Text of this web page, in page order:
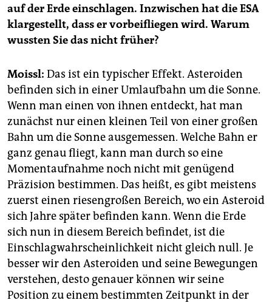
auf der Erde einschlagen. Inzwischen hat die ESA
klargestellt, dass er vorbeifliegen wird. Warum
wussten Sie das nicht früher?
Moissl: Das ist ein typischer Effekt. Asteroiden
befinden sich in einer Umlaufbahn um die Sonne.
Wenn man einen von ihnen entdeckt, hat man
zunächst nur einen kleinen Teil von einer großen
Bahn um die Sonne ausgemessen. Welche Bahn er
ganz genau fliegt, kann man durch so eine
Momentaufnahme noch nicht mit genügend
Präzision bestimmen. Das heißt, es gibt meistens
zuerst einen riesengroßen Bereich, wo ein Asteroid
sich Jahre später befinden kann. Wenn die Erde
sich nun in diesem Bereich befindet, ist die
Einschlagwahrscheinlichkeit nicht gleich null. Je
besser wir den Asteroiden und seine Bewegungen
verstehen, desto genauer können wir seine
Position zu einem bestimmten Zeitpunkt in der